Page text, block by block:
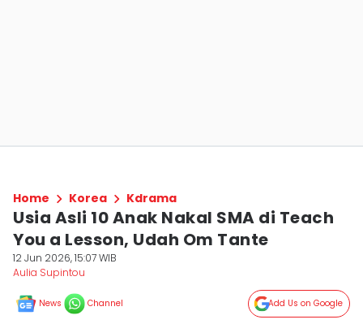
Home Korea Kdrama
Usia Asli 10 Anak Nakal SMA di Teach
You a Lesson, Udah Om Tante
12 Jun 2026, 15:07 WIB
Aulia Supintou
News Channel Add Us on Google